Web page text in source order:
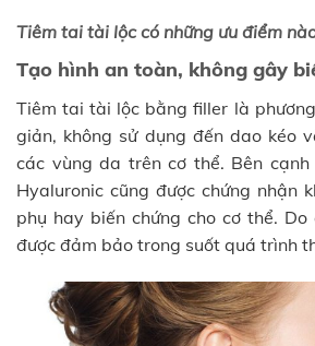
Tiêm tai tài lộc có những ưu điểm
Tạo hình an toàn, không gây
Tiêm tai tài lộc bằng filler là
giản, không sử dụng đến dao kéo
các vùng da trên cơ thể. Bên
Hyaluronic cũng được chứng nhận
phụ hay biến chứng cho cơ thể.
được đảm bảo trong suốt quá trình